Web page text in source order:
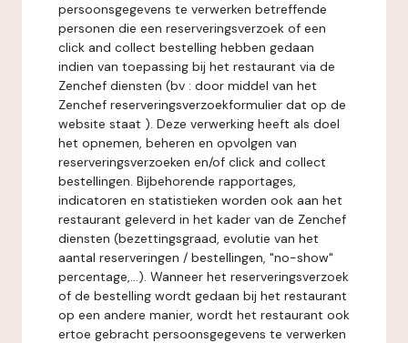
persoonsgegevens te verwerken betreffende
personen die een reserveringsverzoek of een
click and collect bestelling hebben gedaan
indien van toepassing bij het restaurant via de
Zenchef diensten (bv : door middel van het
Zenchef reserveringsverzoekformulier dat op de
website staat ). Deze verwerking heeft als doel
het opnemen, beheren en opvolgen van
reserveringsverzoeken en/of click and collect
bestellingen. Bijbehorende rapportages,
indicatoren en statistieken worden ook aan het
restaurant geleverd in het kader van de Zenchef
diensten (bezettingsgraad, evolutie van het
aantal reserveringen / bestellingen, "no-show"
percentage,...). Wanneer het reserveringsverzoek
of de bestelling wordt gedaan bij het restaurant
op een andere manier, wordt het restaurant ook
ertoe gebracht persoonsgegevens te verwerken